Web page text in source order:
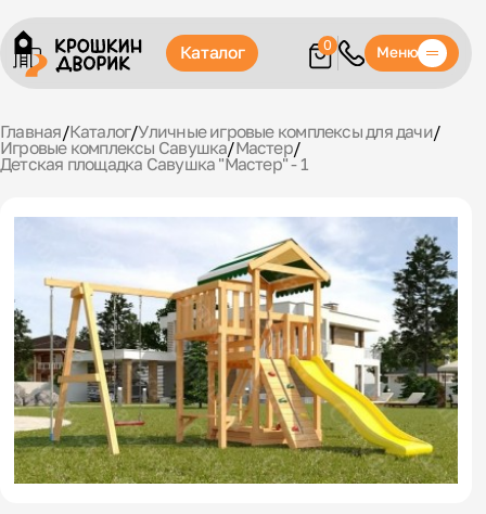
Каталог 0 Меню
Главная/Каталог/Уличные игровые комплексы для дачи/
Игровые комплексы Савушка/Мастер/
Детская площадка Савушка "Мастер" - 1